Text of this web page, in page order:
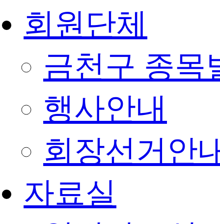
회원단체
금천구 종목
행사안내
회장선거안
자료실